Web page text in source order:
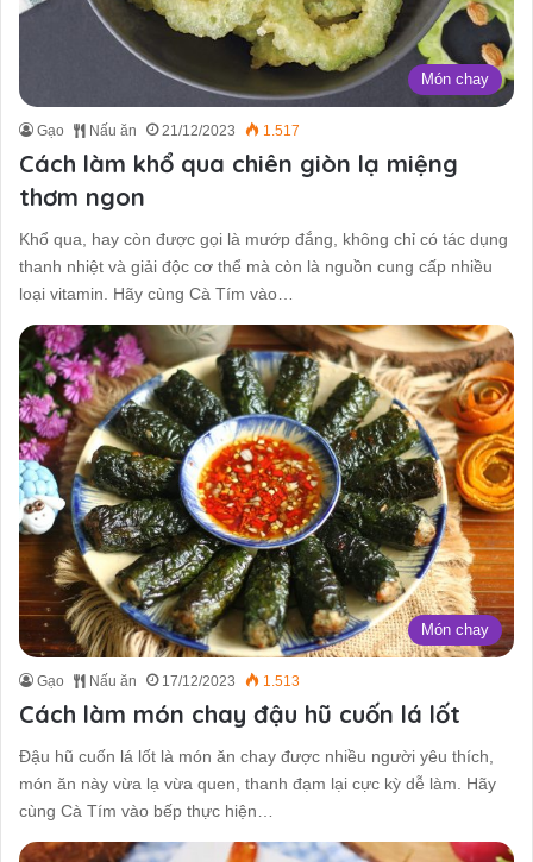
Món chay
Gạo Nấu ăn 21/12/2023 1.517
Cách làm khổ qua chiên giòn lạ miệng
thơm ngon
Khổ qua, hay còn được gọi là mướp đắng, không chỉ có tác dụng
thanh nhiệt và giải độc cơ thể mà còn là nguồn cung cấp nhiều
loại vitamin. Hãy cùng Cà Tím vào…
Món chay
Gạo Nấu ăn 17/12/2023 1.513
Cách làm món chay đậu hũ cuốn lá lốt
Đậu hũ cuốn lá lốt là món ăn chay được nhiều người yêu thích,
món ăn này vừa lạ vừa quen, thanh đạm lại cực kỳ dễ làm. Hãy
cùng Cà Tím vào bếp thực hiện…